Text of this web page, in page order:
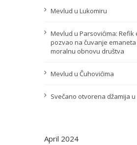
Mevlud u Lukomiru
Mevlud u Parsovićima: Refik
pozvao na čuvanje emaneta
moralnu obnovu društva
Mevlud u Čuhovićima
Svečano otvorena džamija u
April 2024